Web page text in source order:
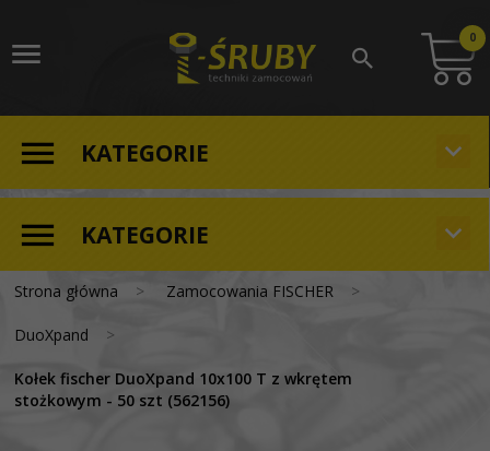
0
KATEGORIE
KATEGORIE
Strona główna Zamocowania FISCHER
DuoXpand
Kołek fischer DuoXpand 10x100 T z wkrętem
stożkowym - 50 szt (562156)